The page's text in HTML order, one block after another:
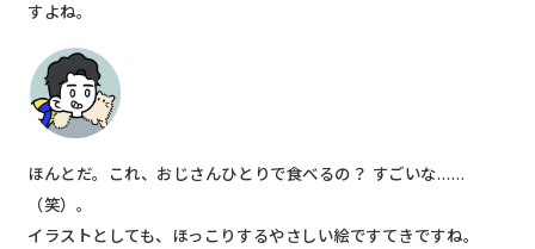
すよね。
ほんとだ。これ、おじさんひとりで食べるの？ すごいな……
（笑）。
イラストとしても、ほっこりするやさしい絵ですてきですね。